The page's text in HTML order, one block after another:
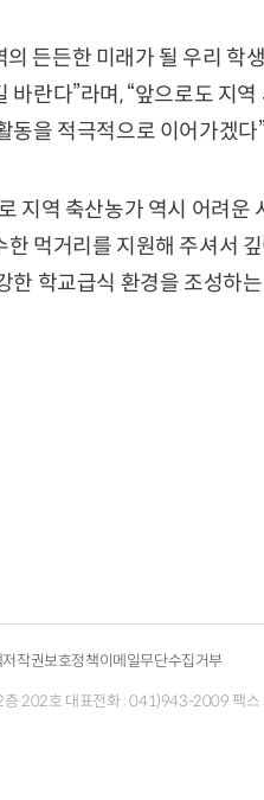
든든한 미래가 될 우리 학
란다”라며, “앞으로도 지
동을 적극적으로 이어가겠다
지역 축산농가 역시 어려운
먹거리를 지원해 주셔서
한 학교급식 환경을 조성하
저작권보호정책이메일무단수집거부
층 202호 대표전화 : 041)943-2009